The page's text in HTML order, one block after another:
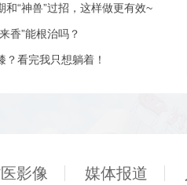
和“神兽”过招，这样做更有效~
香”能根治吗？
看完我只想躺着！
影像 媒体报道